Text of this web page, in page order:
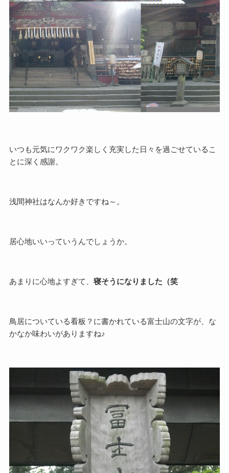
いつも元気にワクワク楽しく充実した日々を過ごせているこ
とに深く感謝。
浅間神社はなんか好きですね～。
居心地いいっていうんでしょうか。
あまりに心地よすぎて、 寝そうになりました（笑
鳥居についている看板？に書かれている富士山の文字が、な
かなか味わいがありますね♪